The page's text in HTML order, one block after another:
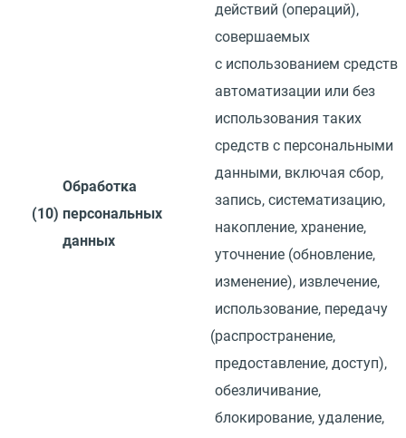
(10)
Обработка
персональных
данных
действий (операций),
совершаемых
с использованием средств
автоматизации или без
использования таких
средств с персональными
данными, включая сбор,
запись, систематизацию,
накопление, хранение,
уточнение (обновление,
изменение), извлечение,
использование, передачу
(распространение,
предоставление, доступ),
обезличивание,
блокирование, удаление,